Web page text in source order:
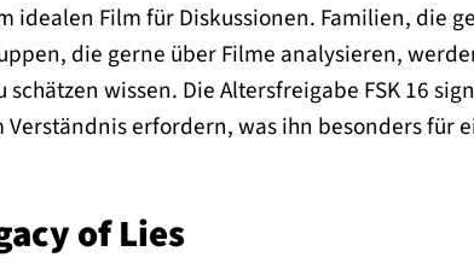
idealen Film für Diskussionen. Familien, die
die gerne über Filme analysieren,
wissen. Die Altersfreigabe FSK 16
erfordern, was ihn besonders für
of Lies